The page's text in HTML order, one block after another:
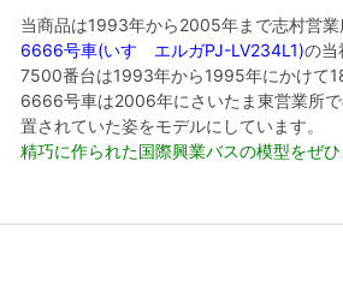
当商品は1993年から2005年まで志村営業
6666号車(いすゞエルガPJ-LV234L1)の当
7500番台は1993年から1995年にかけて
6666号車は2006年にさいたま東営業所
置されていた姿をモデルにしています。
精巧に作られた国際興業バスの模型をぜ